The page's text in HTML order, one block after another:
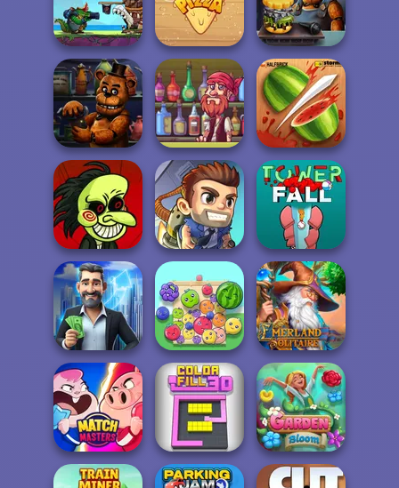
Hand Me The
Goods
Handless
Millionaire
Zombie Quarrel
Clash Of The
Deep Sea
Monsters
Around the
Worlds Pizza
FNAF Burger
FNAF Bartender
Pirate Bartender
Captain's Gro...
Fruit Ninja
Trollface Quest:
Horror
Jetpack Joyride Tower Fall
LandLord Rent
out - Real Estat...
Fruit Party
Emerland
Solitaire